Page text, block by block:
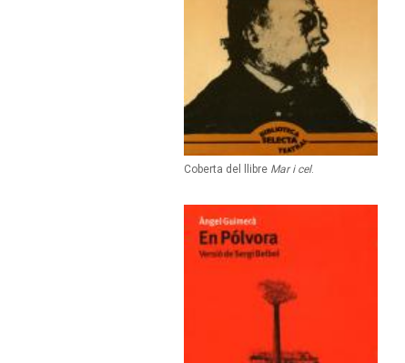
Coberta del llibre Mar i cel.